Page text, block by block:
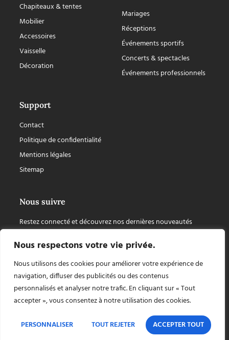
Nous respectons votre vie privée.
Nous utilisons des cookies pour améliorer votre expérience de
navigation, diffuser des publicités ou des contenus
personnalisés et analyser notre trafic. En cliquant sur « Tout
accepter », vous consentez à notre utilisation des cookies.
PERSONNALISER TOUT REJETER ACCEPTER TOUT
Chapiteaux & tentes
Mobilier
Accessoires
Vaisselle
Décoration
Mariages
Réceptions
Événements sportifs
Concerts & spectacles
Événements professionnels
Support
Contact
Politique de confidentialité
Mentions légales
Sitemap
Nous suivre
Restez connecté et découvrez nos dernières nouveautés
Copyright © 2026 Chapiteaux Cuellar, tout droit réservé, site internet créé par